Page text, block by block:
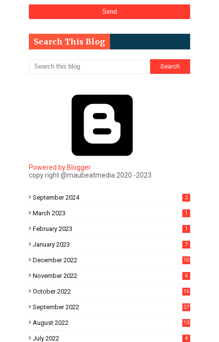
Search This Blog
Powered by Blogger
copy right @maubeatmedia 2020 -2023
September 2024 2
March 2023 1
February 2023 1
January 2023 7
December 2022 10
November 2022 6
October 2022 16
September 2022 27
August 2022 13
July 2022 4